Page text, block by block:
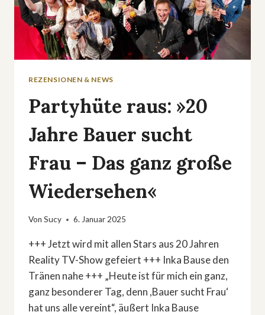
REZENSIONEN & NEWS
Partyhüte raus: »20
Jahre Bauer sucht
Frau – Das ganz große
Wiedersehen«
Von Sucy 6. Januar 2025
+++ Jetzt wird mit allen Stars aus 20 Jahren
Reality TV-Show gefeiert +++ Inka Bause den
Tränen nahe +++ „Heute ist für mich ein ganz,
ganz besonderer Tag, denn ,Bauer sucht Frau‘
hat uns alle vereint“, äußert Inka Bause